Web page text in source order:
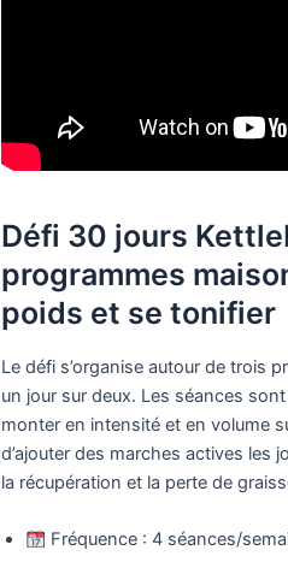
Défi 30 jours
programmes
poids et se tonifier
Le défi s’organise autour de trois
un jour sur deux. Les séances
monter en intensité et en volume
d’ajouter des marches actives les
la récupération et la perte de
Fréquence : 4 séances/